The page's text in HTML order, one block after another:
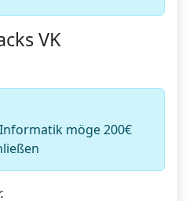
VK
möge 200€